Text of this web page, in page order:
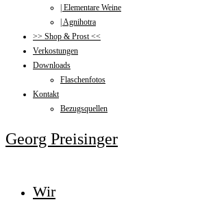
| Elementare Weine
| Agnihotra
>> Shop & Prost <<
Verkostungen
Downloads
Flaschenfotos
Kontakt
Bezugsquellen
Georg Preisinger
Wir